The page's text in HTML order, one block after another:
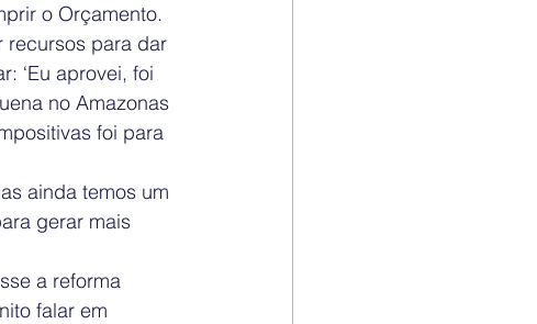
o Orçamento.
recursos para dar
‘Eu aprovei, foi
no Amazonas
foi para
ainda temos um
gerar mais
a reforma
falar em